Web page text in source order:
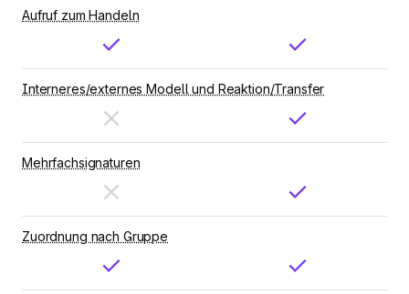
Aufruf zum Handeln
Interneres/externes Modell und Reaktion/Transfer
Mehrfachsignaturen
Zuordnung nach Gruppe